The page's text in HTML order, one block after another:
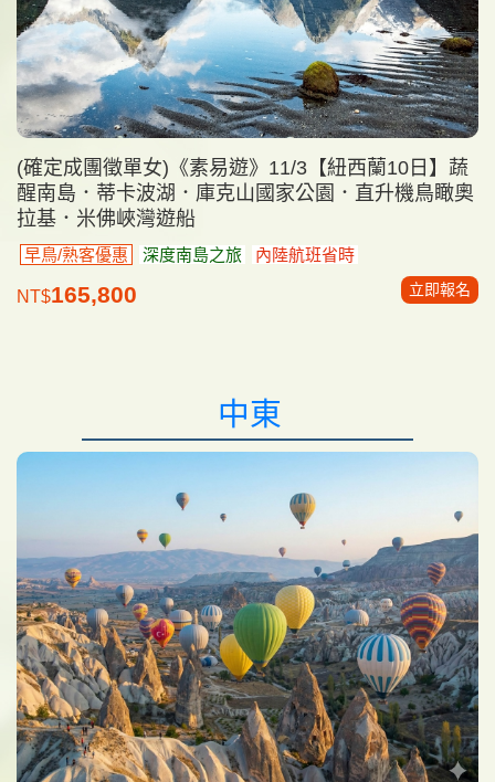
(確定成團徵單女)《素易遊》11/3【紐西蘭10日】蔬
醒南島．蒂卡波湖．庫克山國家公園．直升機鳥瞰奧
拉基．米佛峽灣遊船
早鳥/熟客優惠 深度南島之旅 內陸航班省時
NT$165,800 立即報名
中東